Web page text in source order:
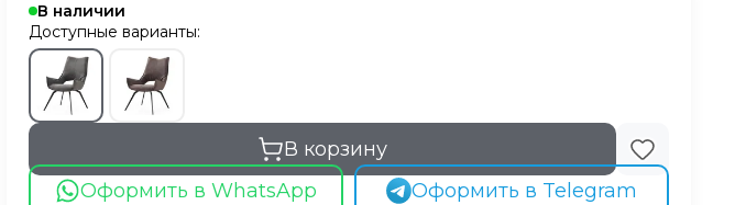
В наличии
Доступные варианты:
В корзину
Оформить в WhatsApp
Оформить в Telegram